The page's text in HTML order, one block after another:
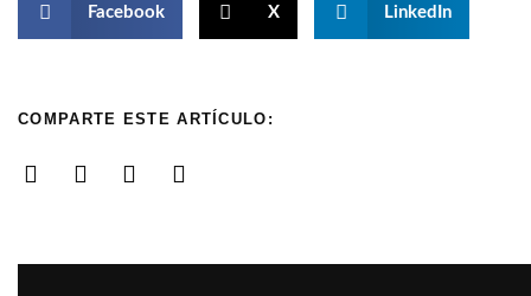
Facebook X LinkedIn
COMPARTE ESTE ARTÍCULO: